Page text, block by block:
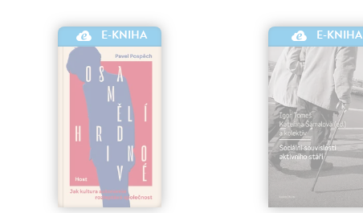
E-KNIHA E-KNIHA